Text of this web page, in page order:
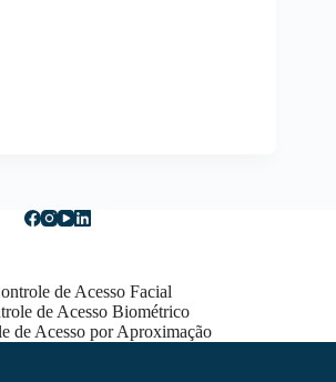
de Acesso Facial
de Acesso Biométrico
de Acesso por Aproximação